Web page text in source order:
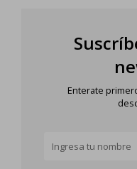
Enterate